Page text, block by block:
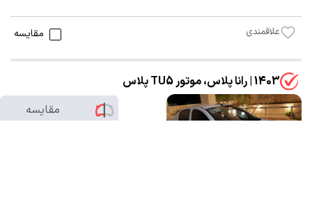
مقایسه
علاقمندی مقایسه
1403 | رانا پلاس، موتور TU5 پلاس